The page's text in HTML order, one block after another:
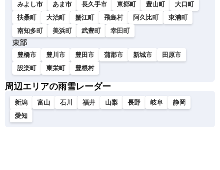
みよし市
あま市 長久手市 東郷町 豊山町
大口町
扶桑町
大治町 蟹江町 飛島村 阿久比町
東浦町
南知多町
美浜町 武豊町 幸田町
東部
豊橋市 豊川市 豊田市 蒲郡市 新城市
田原市
設楽町
東栄町 豊根村
周辺エリアの雨雪レーダー
新潟 富山 石川 福井 山梨 長野 岐阜
静岡
愛知